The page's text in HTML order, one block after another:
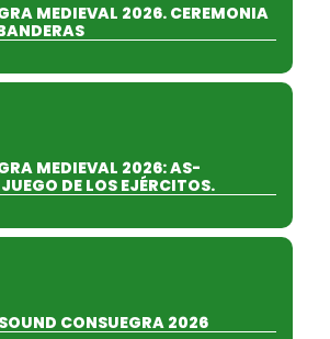
MEDIEVAL 2026. CEREMONIA
MEDIEVAL 2026: AS-
DE LOS EJÉRCITOS.
CONSUEGRA 2026